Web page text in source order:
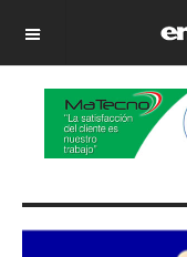
OFF CANVAS